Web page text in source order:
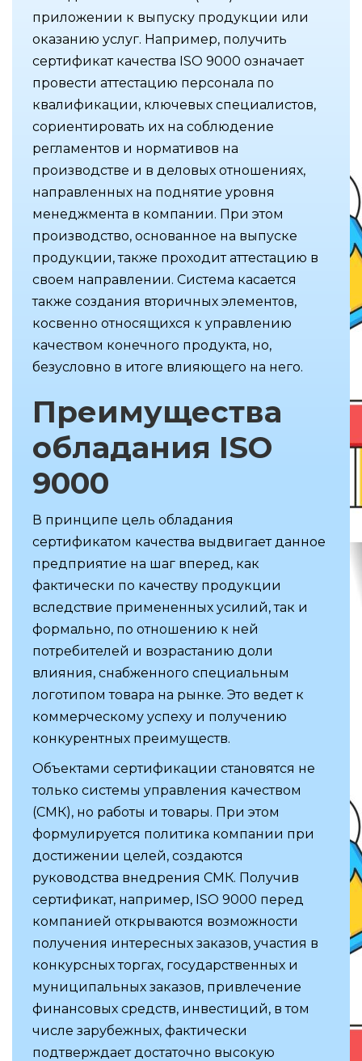
приложении к выпуску продукции или
оказанию услуг. Например, получить
сертификат качества ISO 9000 означает
провести аттестацию персонала по
квалификации, ключевых специалистов,
сориентировать их на соблюдение
регламентов и нормативов на
производстве и в деловых отношениях,
направленных на поднятие уровня
менеджмента в компании. При этом
производство, основанное на выпуске
продукции, также проходит аттестацию в
своем направлении. Система касается
также создания вторичных элементов,
косвенно относящихся к управлению
качеством конечного продукта, но,
безусловно в итоге влияющего на него.
Преимущества
обладания ISO
9000
В принципе цель обладания
сертификатом качества выдвигает данное
предприятие на шаг вперед, как
фактически по качеству продукции
вследствие примененных усилий, так и
формально, по отношению к ней
потребителей и возрастанию доли
влияния, снабженного специальным
логотипом товара на рынке. Это ведет к
коммерческому успеху и получению
конкурентных преимуществ.
Объектами сертификации становятся не
только системы управления качеством
(СМК), но работы и товары. При этом
формулируется политика компании при
достижении целей, создаются
руководства внедрения СМК. Получив
сертификат, например, ISO 9000 перед
компанией открываются возможности
получения интересных заказов, участия в
конкурсных торгах, государственных и
муниципальных заказов, привлечение
финансовых средств, инвестиций, в том
числе зарубежных, фактически
подтверждает достаточно высокую